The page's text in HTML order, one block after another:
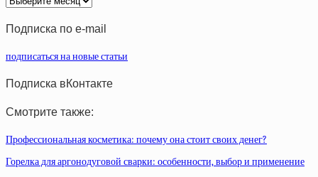
статей
Подписка по e-mail
подписаться на новые статьи
Подписка вКонтакте
Смотрите также:
Профессиональная косметика: почему она стоит своих денег?
Горелка для аргонодуговой сварки: особенности, выбор и применение